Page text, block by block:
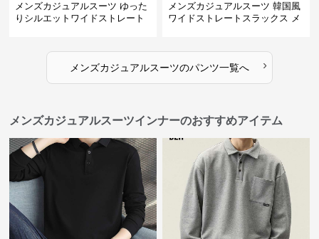
メンズカジュアルスーツ ゆった
りシルエットワイドストレート
メンズカジュアルスーツ 韓国風
ワイドストレートスラックス メ
メンズカジュアルスーツのパンツ一覧へ ›
メンズカジュアルスーツインナーのおすすめアイテム